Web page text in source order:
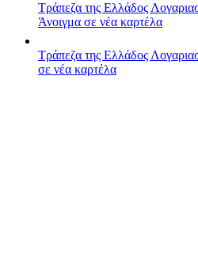
Τράπεζα της Ελλάδος
Άνοιγμα σε νέα καρτέλα
Τράπεζα της Ελλάδος
σε νέα καρτέλα